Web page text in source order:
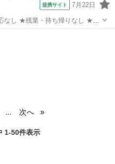
提携サイト 7月22日
なし ★残業・持ち帰りなし ★指
... 次へ
1-50件表示